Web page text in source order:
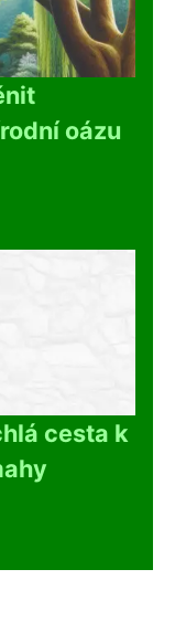
oázu
cesta k